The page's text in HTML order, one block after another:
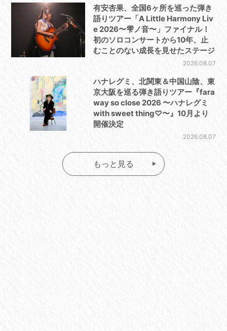
有安杏果、全国6ヶ所を巡った弾き
語りツアー「A Little Harmony Liv
e 2026〜雫ノ音〜」ファイナル！
初のソロコンサートから10年、止
むことのない成長を見せたステージ
2026.08.07
ハナレグミ、北関東＆中国山陰、東
京大阪を巡る弾き語りツアー『fara
way so close 2026 〜ハナレグミ
with sweet thing♡〜』10月より
開催決定
2026.08.07
もっと見る